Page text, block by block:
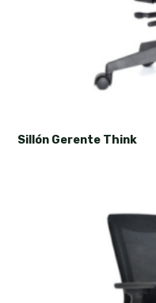
Sillón Gerente Think